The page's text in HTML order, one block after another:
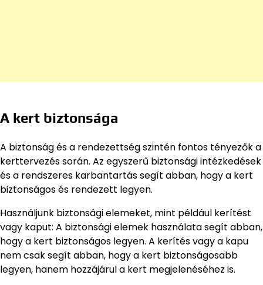
A kert biztonsága
A biztonság és a rendezettség szintén fontos tényezők a
kerttervezés során. Az egyszerű biztonsági intézkedések
és a rendszeres karbantartás segít abban, hogy a kert
biztonságos és rendezett legyen.
Használjunk biztonsági elemeket, mint például kerítést
vagy kaput: A biztonsági elemek használata segít abban,
hogy a kert biztonságos legyen. A kerítés vagy a kapu
nem csak segít abban, hogy a kert biztonságosabb
legyen, hanem hozzájárul a kert megjelenéséhez is.